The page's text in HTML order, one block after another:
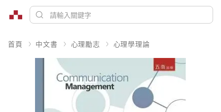
首頁 中文書 心理勵志 心理學理論